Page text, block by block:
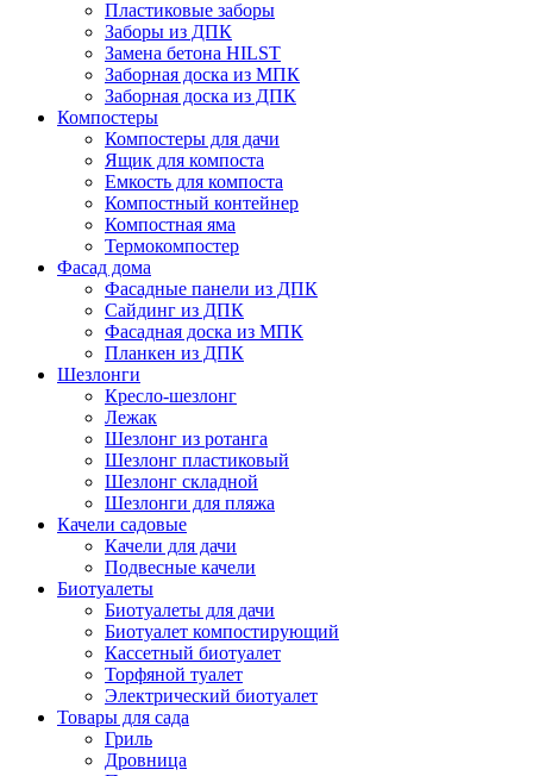
Пластиковые заборы
Заборы из ДПК
Замена бетона HILST
Заборная доска из МПК
Заборная доска из ДПК
Компостеры
Компостеры для дачи
Ящик для компоста
Емкость для компоста
Компостный контейнер
Компостная яма
Термокомпостер
Фасад дома
Фасадные панели из ДПК
Сайдинг из ДПК
Фасадная доска из МПК
Планкен из ДПК
Шезлонги
Кресло-шезлонг
Лежак
Шезлонг из ротанга
Шезлонг пластиковый
Шезлонг складной
Шезлонги для пляжа
Качели садовые
Качели для дачи
Подвесные качели
Биотуалеты
Биотуалеты для дачи
Биотуалет компостирующий
Кассетный биотуалет
Торфяной туалет
Электрический биотуалет
Товары для сада
Гриль
Дровница